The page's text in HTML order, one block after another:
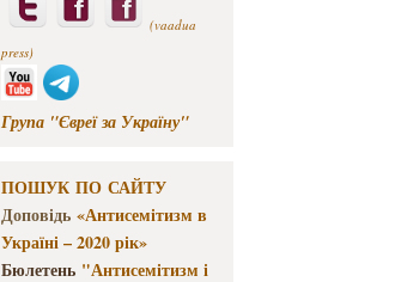
(vaadua
press)
Група "Євреї за Україну"
ПОШУК ПО САЙТУ
Доповідь «Антисемітизм в
Україні – 2020 рік»
Бюлетень "Антисемітизм і